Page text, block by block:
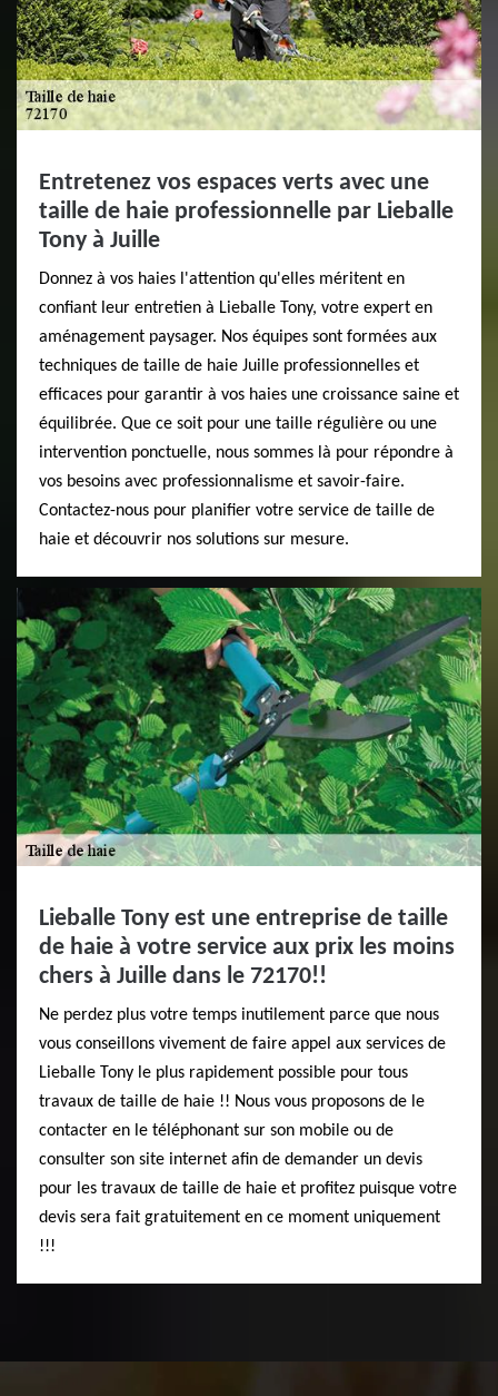
Entretenez vos espaces verts avec une
taille de haie professionnelle par Lieballe
Tony à Juille
Donnez à vos haies l'attention qu'elles méritent en
confiant leur entretien à Lieballe Tony, votre expert en
aménagement paysager. Nos équipes sont formées aux
techniques de taille de haie Juille professionnelles et
efficaces pour garantir à vos haies une croissance saine et
équilibrée. Que ce soit pour une taille régulière ou une
intervention ponctuelle, nous sommes là pour répondre à
vos besoins avec professionnalisme et savoir-faire.
Contactez-nous pour planifier votre service de taille de
haie et découvrir nos solutions sur mesure.
Lieballe Tony est une entreprise de taille
de haie à votre service aux prix les moins
chers à Juille dans le 72170!!
Ne perdez plus votre temps inutilement parce que nous
vous conseillons vivement de faire appel aux services de
Lieballe Tony le plus rapidement possible pour tous
travaux de taille de haie !! Nous vous proposons de le
contacter en le téléphonant sur son mobile ou de
consulter son site internet afin de demander un devis
pour les travaux de taille de haie et profitez puisque votre
devis sera fait gratuitement en ce moment uniquement
!!!